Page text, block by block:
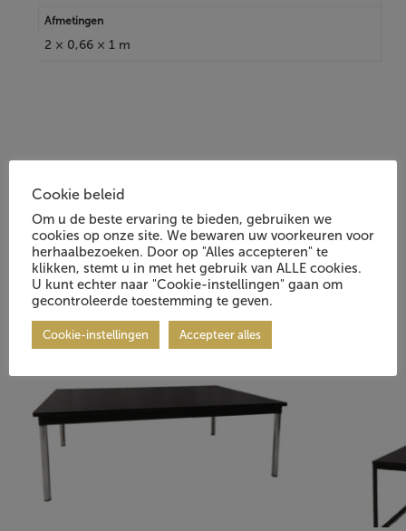
Afmetingen
2 × 0,66 × 1 m
Andere klanten waren ook
geïnteresseerd in:
Cookie beleid
Om u de beste ervaring te bieden, gebruiken we
cookies op onze site. We bewaren uw voorkeuren voor
herhaalbezoeken. Door op "Alles accepteren" te
klikken, stemt u in met het gebruik van ALLE cookies.
U kunt echter naar "Cookie-instellingen" gaan om
gecontroleerde toestemming te geven.
Cookie-instellingen Accepteer alles